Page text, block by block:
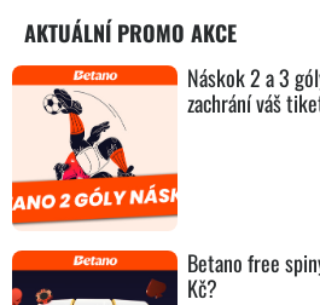
AKTUÁLNÍ PROMO AKCE
Náskok 2 a 3
zachrání váš
Betano free
Kč?